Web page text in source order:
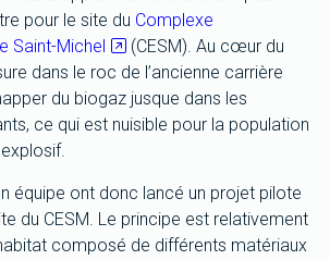
pour le site du Complexe
Saint-Michel
(CESM). Au cœur du
dans le roc de l’ancienne carrière
du biogaz jusque dans les
ce qui est nuisible pour la population
équipe ont donc lancé un projet pilote
du CESM. Le principe est relativement
composé de différents matériaux